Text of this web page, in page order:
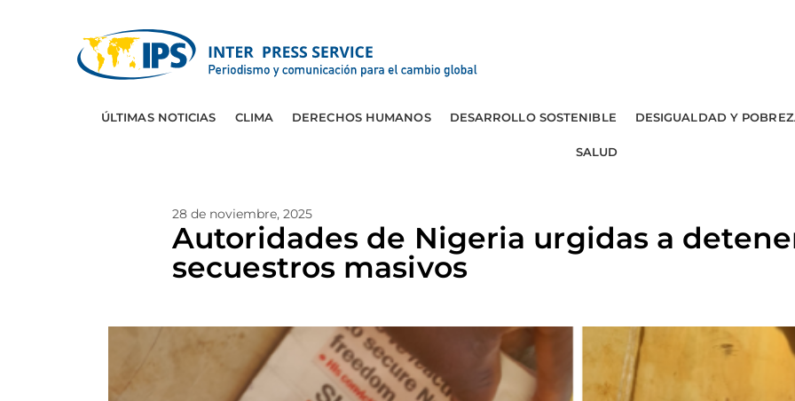
ÚLTIMAS NOTICIAS CLIMA DERECHOS HUMANOS DESARROLLO SOSTENIBLE DESIGUALDAD Y
SALUD
28 de noviembre, 2025
Autoridades de Nigeria urgidas a
secuestros masivos